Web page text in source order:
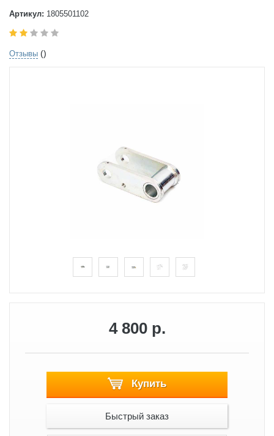
Артикул: 1805501102
Отзывы ()
4 800 р.
Купить
Быстрый заказ